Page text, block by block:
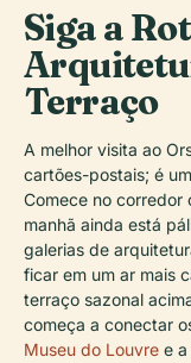
Siga a
Terraço
A melhor visita ao
cartões-postais; é
Comece no corredor
manhã ainda está
galerias de
ficar em um ar mais
terraço sazonal
começa a conectar
Museu do Louvre e